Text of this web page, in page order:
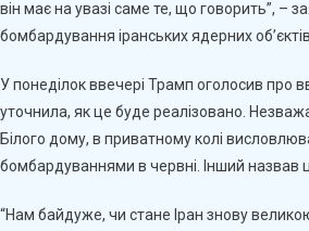
він має на увазі саме те, що говорить”, –
бомбардування іранських ядерних
У понеділок ввечері Трамп оголосив про
уточнила, як це буде реалізовано.
Білого дому, в приватному колі
бомбардуваннями в червні. Інший назвав
“Нам байдуже, чи стане Іран знову